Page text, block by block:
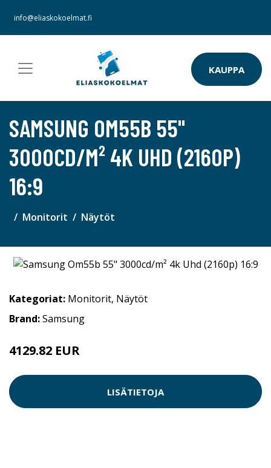
info@eliaskokoelmat.fi
KAUPPA
SAMSUNG OM55B 55"
3000CD/M² 4K UHD (2160P)
16:9
Monitorit Näytöt
Kategoriat: Monitorit, Näytöt
Brand:Samsung
4129.82 EUR
LISÄTIETOJA